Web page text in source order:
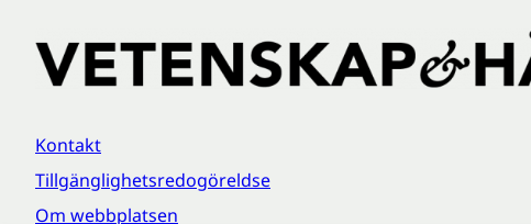
Kontakt
Tillgänglighetsredogöreldse
Om webbplatsen